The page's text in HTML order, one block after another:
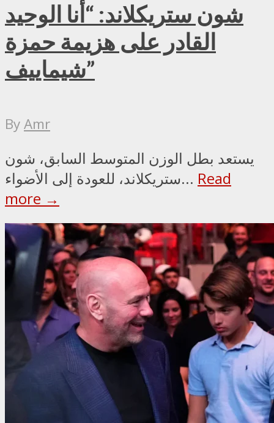
شون ستريكلاند: “أنا الوحيد
القادر على هزيمة حمزة
شيماييف”
ByAmr
يستعد بطل الوزن المتوسط السابق، شون
ستريكلاند، للعودة إلى الأضواء... Read
more →